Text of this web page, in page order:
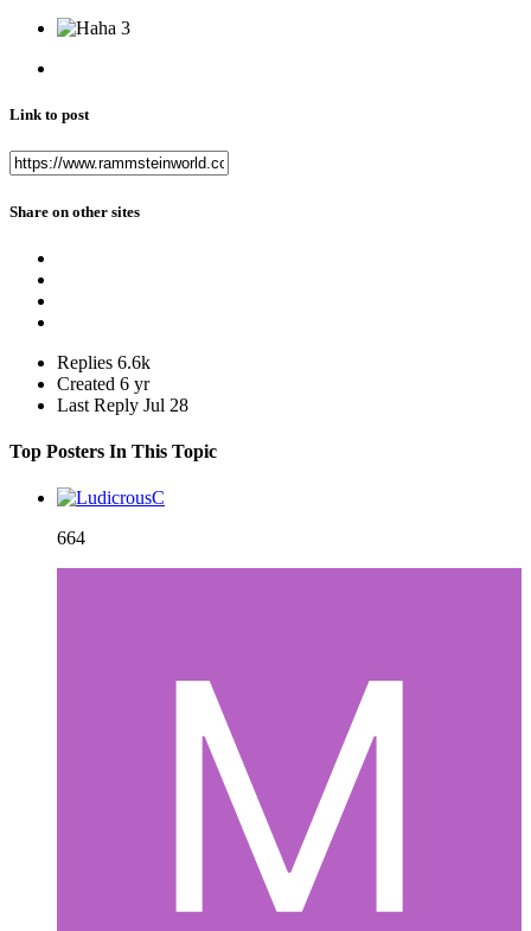
3
Link to post
Share on other sites
Replies 6.6k
Created 6 yr
Last Reply Jul 28
Top Posters In This Topic
664